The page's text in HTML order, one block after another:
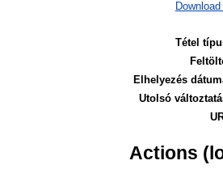
Tétel
Elhelyezés
Utolsó
Actions